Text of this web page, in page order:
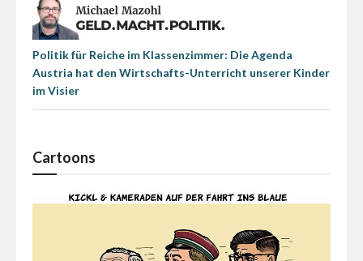
Politik für Reiche im Klassenzimmer: Die Agenda
Austria hat den Wirtschafts-Unterricht unserer Kinder
im Visier
Cartoons